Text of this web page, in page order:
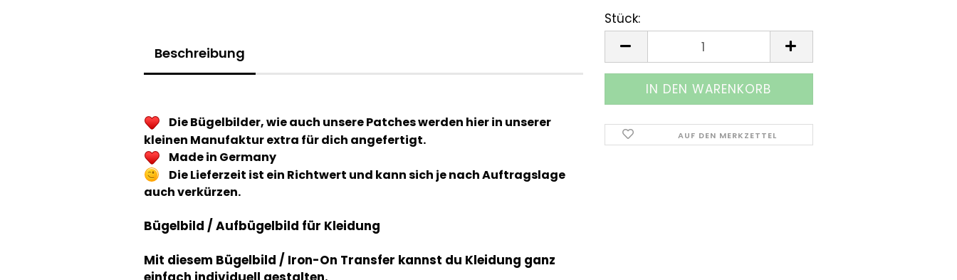
Stück:
Stück
AUF DEN MERKZETTEL
Beschreibung
Die Bügelbilder, wie auch unsere Patches werden hier in unserer
kleinen Manufaktur extra für dich angefertigt.
Made in Germany
Die Lieferzeit ist ein Richtwert und kann sich je nach Auftragslage
auch verkürzen.
Bügelbild / Aufbügelbild für Kleidung
Mit diesem Bügelbild / Iron-On Transfer kannst du Kleidung ganz